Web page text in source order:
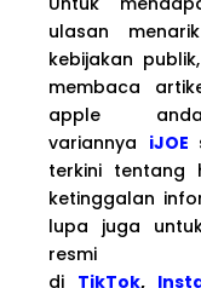
ulasan
kebijakan
membaca
apple
variannya iJOE
terkini tentang
ketinggalan
lupa juga
di TikTok,